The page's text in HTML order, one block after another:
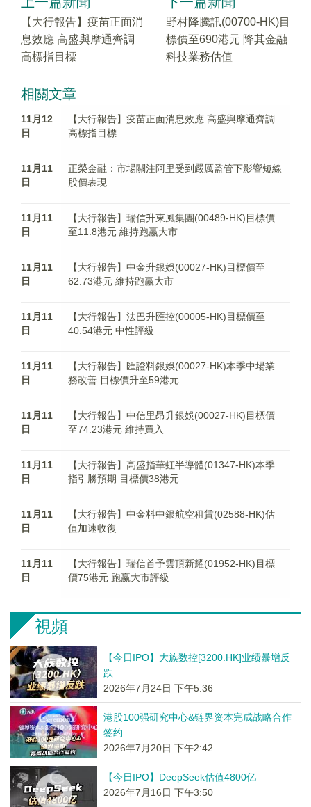
【大行報告】疫苗正面消
息效應 高盛與摩通齊調
高標指目標
野村降騰訊(00700-HK)目
標價至690港元 降其金融
科技業務估值
相關文章
11月12
日
【大行報告】疫苗正面消息效應 高盛與摩通齊調
高標指目標
11月11
日
正榮金融：市場關注阿里受到嚴厲監管下影響短線
股價表現
11月11
日
【大行報告】瑞信升東風集團(00489-HK)目標價
至11.8港元 維持跑赢大市
11月11
日
【大行報告】中金升銀娛(00027-HK)目標價至
62.73港元 維持跑赢大市
11月11
日
【大行報告】法巴升匯控(00005-HK)目標價至
40.54港元 中性評級
11月11
日
【大行報告】匯證料銀娛(00027-HK)本季中場業
務改善 目標價升至59港元
11月11
日
【大行報告】中信里昂升銀娛(00027-HK)目標價
至74.23港元 維持買入
11月11
日
【大行報告】高盛指華虹半導體(01347-HK)本季
指引勝預期 目標價38港元
11月11
日
【大行報告】中金料中銀航空租賃(02588-HK)估
值加速收復
11月11
日
【大行報告】瑞信首予雲頂新耀(01952-HK)目標
價75港元 跑赢大市評級
視頻
【今日IPO】大族数控[3200.HK]业绩暴增反
跌
2026年7月24日 下午5:36
港股100强研究中心&链界资本完成战略合作
签约
2026年7月20日 下午2:42
【今日IPO】DeepSeek估值4800亿
2026年7月16日 下午3:50